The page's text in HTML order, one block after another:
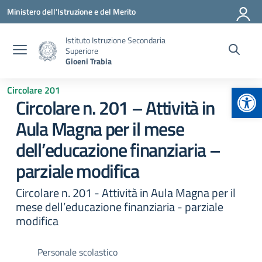
Vai ai contenuti
Vai al menu di navigazione
Vai al footer
Ministero dell'Istruzione e del Merito
Istituto Istruzione Secondaria
Superiore
Gioeni Trabia
Circolare 201
Circolare n. 201 – Attività in
Aula Magna per il mese
dell’educazione finanziaria –
parziale modifica
Circolare n. 201 - Attività in Aula Magna per il
mese dell’educazione finanziaria - parziale
modifica
Personale scolastico